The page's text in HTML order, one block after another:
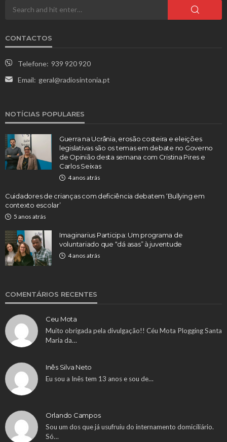
CONTACTOS
Telefone: 939 920 920
Email: geral@radiosintonia.pt
NOTÍCIAS POPULARES
Guerra na Ucrânia, erosão costeira e eleições
legislativas são os temas em debate no Governo
de Opinião desta semana com Cristina Pires e
Carlos Seixas
4 anos atrás
Cuidadores de crianças com deficiência debatem ‘Bullying em
contexto escolar’
5 anos atrás
Imaginarius Participa: Um programa de
voluntariado que “dá asas” à juventude
4 anos atrás
COMENTÁRIOS RECENTES
Ceu Mota
Muito obrigada pela divulgação!! Céu Mota Plogging Santa
Maria da…
Inês Silva Neto
Eu sou a Inês tem 13 anos e sou de…
Orlando Campos
Sou um dos que já usufruiu do internamento domiciliário.
Só…